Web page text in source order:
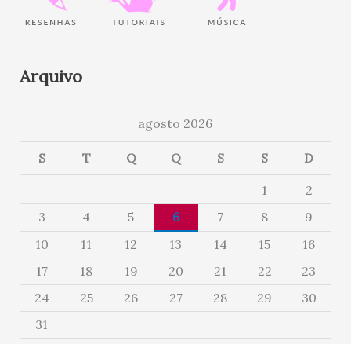
Arquivo
agosto 2026
S T Q Q S S D
1
2
3
4 5 6 7 8
9
10
11 12 13 14 15
16
17
18 19 20 21 22
23
24
25 26 27 28 29
30
31